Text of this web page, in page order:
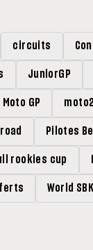
circuits
JuniorGP
Moto GP moto2
Pilotes
rookies cup
World SBK